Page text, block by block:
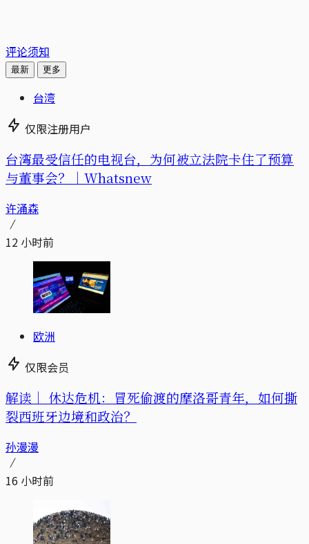
评论须知
最新 更多
台湾
仅限注册用户
台湾最受信任的电视台，为何被立法院卡住了预算
与董事会？｜Whatsnew
许涌森
12 小时前
欧洲
仅限会员
解读｜ 休达危机：冒死偷渡的摩洛哥青年，如何撕
裂西班牙边境和政治？
孙漫漫
16 小时前